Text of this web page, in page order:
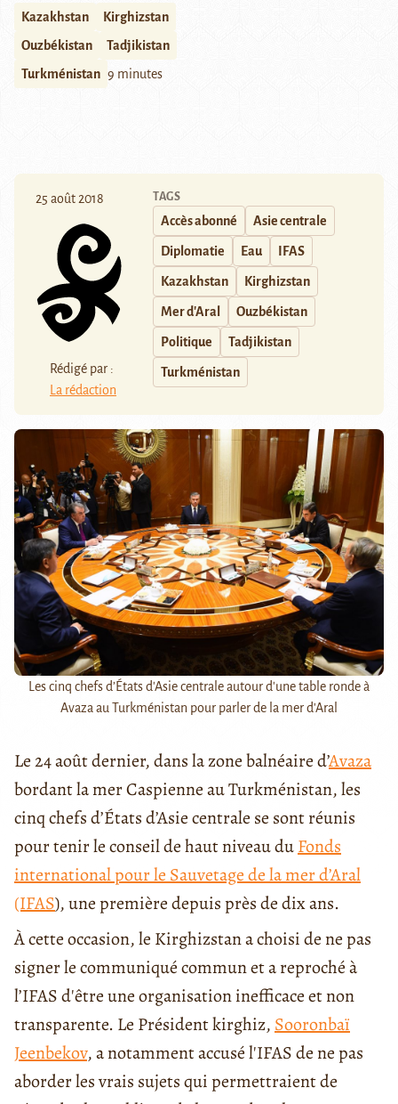
Kazakhstan
Kirghizstan
Ouzbékistan
Tadjikistan
Turkménistan 9 minutes
25 août 2018
Rédigé par :
La rédaction
TAGS
Accès abonné Asie centrale
Diplomatie Eau IFAS
Kazakhstan Kirghizstan
Mer d'Aral Ouzbékistan
Politique Tadjikistan
Turkménistan
Les cinq chefs d’États d'Asie centrale autour d'une table ronde à
Avaza au Turkménistan pour parler de la mer d'Aral
Le 24 août dernier, dans la zone balnéaire d’Avaza
bordant la mer Caspienne au Turkménistan, les
cinq chefs d’États d’Asie centrale se sont réunis
pour tenir le conseil de haut niveau duFonds
international pour le Sauvetage de la mer d’Aral
(IFAS), une première depuis près de dix ans.
À cette occasion, le Kirghizstan a choisi de ne pas
signer le communiqué commun et a reproché à
l’IFAS d'être une organisation inefficace et non
transparente. Le Président kirghiz, Sooronbaï
Jeenbekov, a notamment accusé l'IFAS de ne pas
aborder les vrais sujets qui permettraient de